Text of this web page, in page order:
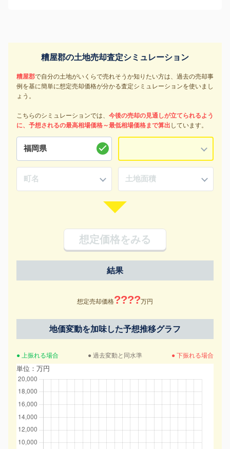
糟屋郡の土地売却査定シミュレーション
糟屋郡で自分の土地がいくらで売れそうか知りたい方は、過去の売却事
例を基に簡単に想定売却価格が分かる査定シミュレーションを使いまし
ょう。
こちらのシミュレーションでは、 今後の売却の見通しが立てられるよう
に、予想されるの最高相場価格～最低相場価格まで算出 しています。
想定価格をみる
結果
想定売却価格????万円
地価変動を加味した予想推移グラフ
● 上振れる場合 ● 過去変動と同水準 ● 下振れる場合
単位：万円